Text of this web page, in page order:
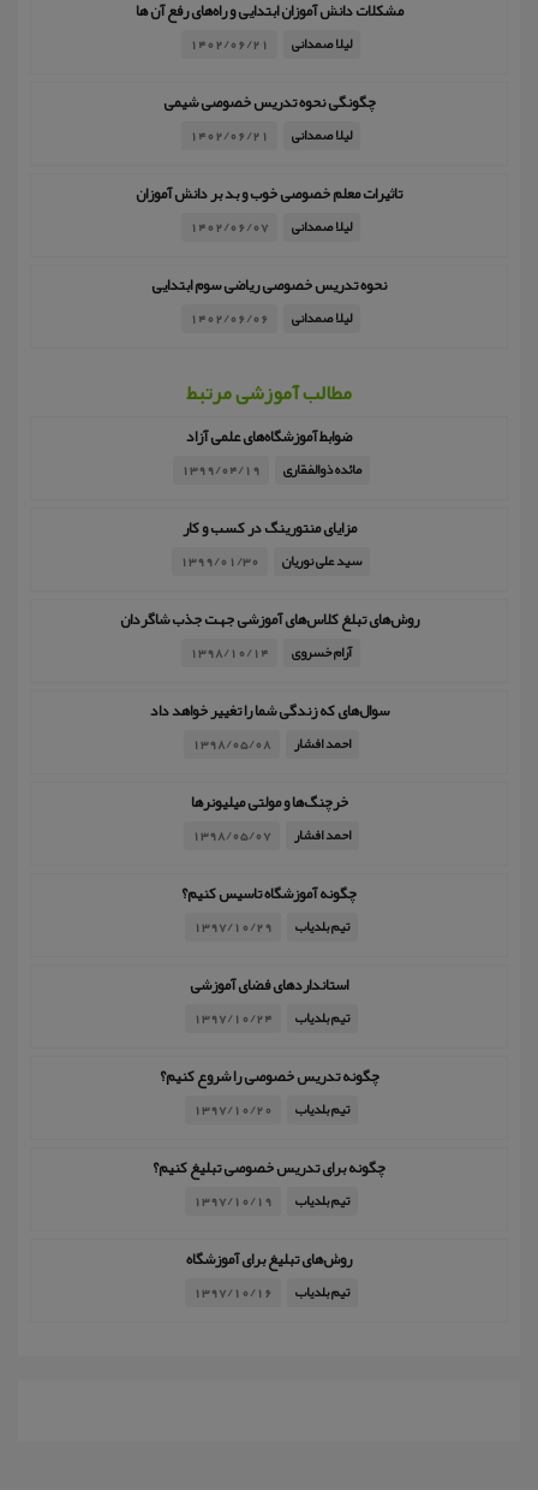
مشکلات دانش آموزان ابتدایی و راه‌های رفع آن ها
لیلا صمدانی 1402/06/21
چگونگی نحوه تدریس خصوصی شیمی
لیلا صمدانی 1402/06/21
تاثیرات معلم خصوصی خوب و بد بر دانش آموزان
لیلا صمدانی 1402/06/07
نحوه تدریس خصوصی ریاضی سوم ابتدایی
لیلا صمدانی 1402/06/06
مطالب آموزشی مرتبط
ضوابط آموزشگاه‌های علمی آزاد
مائده ذوالفقاری 1399/04/19
مزایای منتورینگ در کسب و کار
سید علی نوریان 1399/01/30
روش‌های تبلغ کلاس‌های آموزشی جهت جذب شاگردان
آرام خسروی 1398/10/14
سوال‌های که زندگی شما را تغییر خواهد داد
احمد افشار 1398/05/08
خرچنگ‌ها و مولتی میلیونرها
احمد افشار 1398/05/07
چگونه آموزشگاه تاسیس کنیم؟
تیم بلدیاب 1397/10/29
استانداردهای فضای آموزشی
تیم بلدیاب 1397/10/24
چگونه تدریس خصوصی را شروع کنیم؟
تیم بلدیاب 1397/10/20
چگونه برای تدریس خصوصی تبلیغ کنیم؟
تیم بلدیاب 1397/10/19
روش‌های تبلیغ برای آموزشگاه
تیم بلدیاب 1397/10/16